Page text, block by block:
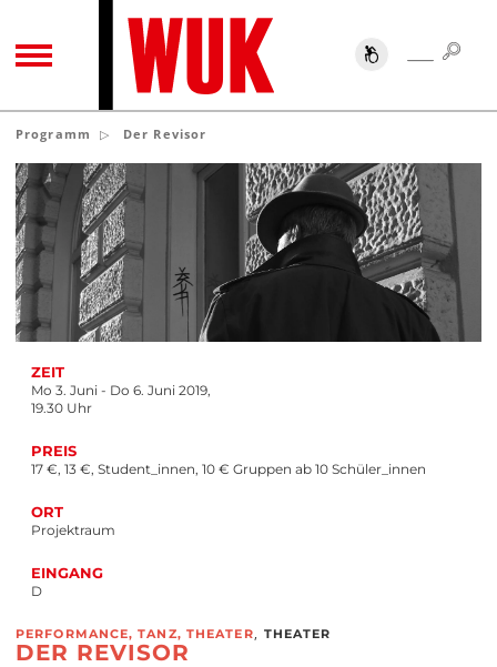
TOGGLE NAVIGATION SUCHE
Programm Der Revisor
ZEIT
Mo 3. Juni - Do 6. Juni 2019,
19.30 Uhr
PREIS
17 €, 13 €, Student_innen, 10 € Gruppen ab 10 Schüler_innen
ORT
Projektraum
EINGANG
D
PERFORMANCE, TANZ, THEATER, THEATER
DER REVISOR